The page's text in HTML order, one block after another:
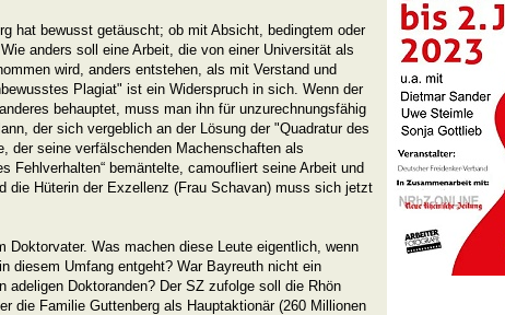
hat bewusst getäuscht; ob mit Absicht, bedingtem oder
anders soll eine Arbeit, die von einer Universität als
wird, anders entstehen, als mit Verstand und
Plagiat" ist ein Widerspruch in sich. Wenn der
behauptet, muss man ihn für unzurechnungsfähig
der sich vergeblich an der Lösung der "Quadratur des
der seine verfälschenden Machenschaften als
Fehlverhalten“ bemäntelte, camoufliert seine Arbeit und
die Hüterin der Exzellenz (Frau Schavan) muss sich jetzt
Doktorvater. Was machen diese Leute eigentlich, wenn
diesem Umfang entgeht? War Bayreuth nicht ein
adeligen Doktoranden? Der SZ zufolge soll die Rhön
die Familie Guttenberg als Hauptaktionär (260 Millionen